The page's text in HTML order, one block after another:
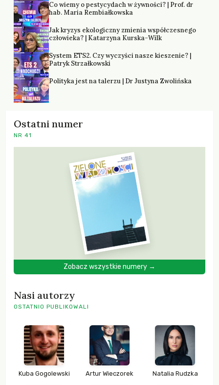
Co wiemy o pestycydach w żywności? | Prof. dr
hab. Maria Rembiałkowska
Jak kryzys ekologiczny zmienia współczesnego
człowieka? | Katarzyna Kurska-Wilk
System ETS2. Czy wyczyści nasze kieszenie? |
Patryk Strzałkowski
Polityka jest na talerzu | Dr Justyna Zwolińska
Ostatni numer
NR 41
Zobacz wszystkie numery →
Nasi autorzy
OSTATNIO PUBLIKOWALI
Kuba Gogolewski Artur Wieczorek Natalia Rudzka